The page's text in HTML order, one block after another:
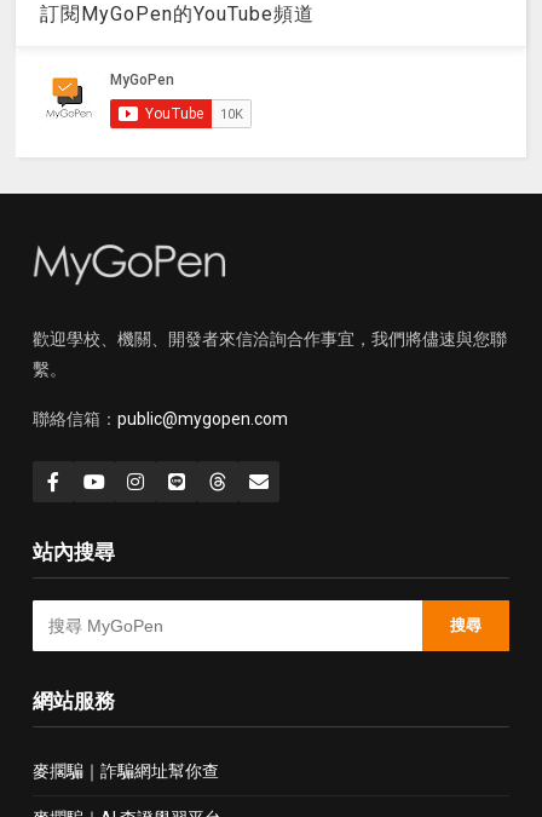
訂閱MyGoPen的YouTube頻道
歡迎學校、機關、開發者來信洽詢合作事宜，我們將儘速與您聯
繫。
聯絡信箱： public@mygopen.com
站內搜尋
搜尋
網站服務
麥擱騙｜詐騙網址幫你查